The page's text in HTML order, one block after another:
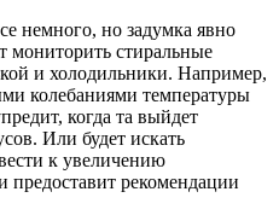
немного, но задумка явно
мониторить стиральные
и холодильники. Например,
колебаниями температуры
когда та выйдет
Или будет искать
к увеличению
предоставит рекомендации